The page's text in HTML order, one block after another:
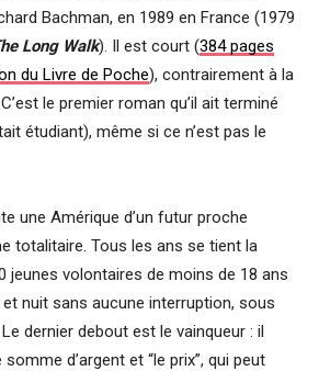
Bachman, en 1989 en France (1979
Long Walk). Il est court (384 pages
du Livre de Poche), contrairement à la
le premier roman qu’il ait terminé
étudiant), même si ce n’est pas le
une Amérique d’un futur proche
totalitaire. Tous les ans se tient la
jeunes volontaires de moins de 18 ans
nuit sans aucune interruption, sous
dernier debout est le vainqueur : il
d’argent et “le prix”, qui peut